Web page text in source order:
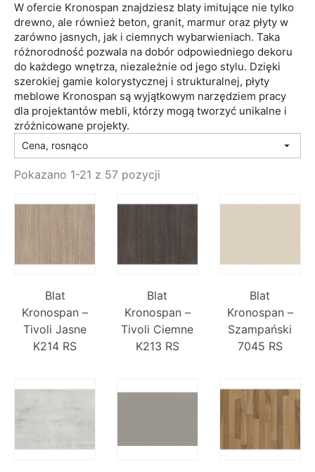
W ofercie Kronospan znajdziesz blaty imitujące nie tylko
drewno, ale również beton, granit, marmur oraz płyty w
zarówno jasnych, jak i ciemnych wybarwieniach. Taka
różnorodność pozwala na dobór odpowiedniego dekoru
do każdego wnętrza, niezależnie od jego stylu. Dzięki
szerokiej gamie kolorystycznej i strukturalnej, płyty
meblowe Kronospan są wyjątkowym narzędziem pracy
dla projektantów mebli, którzy mogą tworzyć unikalne i
zróżnicowane projekty.
Cena, rosnąco 
Pokazano 1-21 z 57 pozycji
Blat
Kronospan –
Tivoli Jasne
K214 RS
Blat
Kronospan –
Tivoli Ciemne
K213 RS
Blat
Kronospan –
Szampański
7045 RS